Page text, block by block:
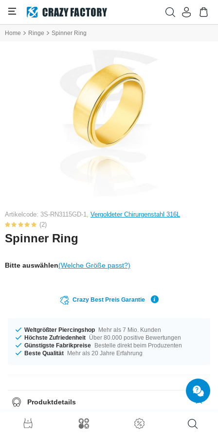
Home Ringe Spinner Ring
Artikelcode: 3S-RN3115GD-1, Vergoldeter Chirurgenstahl 316L
(2)
Spinner Ring
Bitte auswählen(Welche Größe passt?)
Crazy Best Preis Garantie
Weltgrößter Piercingshop Mehr als 7 Mio. Kunden
Höchste Zufriedenheit Über 80.000 positive Bewertungen
Günstigste Fabrikpreise Bestelle direkt beim Produzenten
Beste Qualität Mehr als 20 Jahre Erfahrung
Produktdetails
sensationelles Produkt, an dem du lange lange Spaß haben wirst!